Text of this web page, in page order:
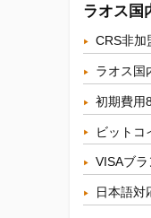
ラオス国
CRS非加
ラオス国
初期費用
ビットコ
VISAブ
日本語対